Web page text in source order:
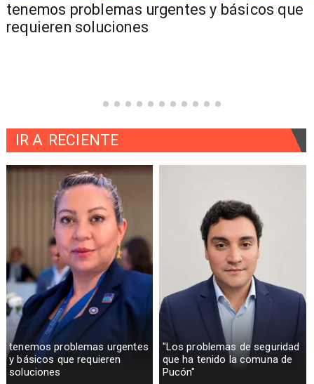
tenemos problemas urgentes y básicos que
requieren soluciones
tenemos problemas urgentes
y básicos que requieren
soluciones
"Los problemas de seguridad
que ha tenido la comuna de
Pucón"
IR A RECIENTE